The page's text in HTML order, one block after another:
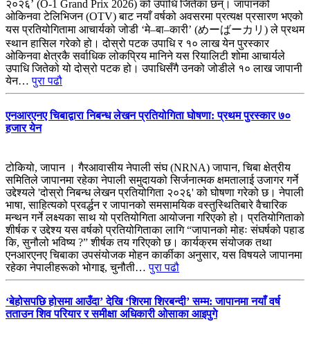
२०२६’ (O-1 Grand Prix 2026) को उपाधि जितेका छन्। जापानको
ओकिनवा टेलिभिजन (OTV) बाट नयाँ वर्षको अवसरमा प्रत्यक्ष प्रसारण भएको
यस प्रतियोगितामा आचार्यको जोडी ‘मे–बा–कारी’ (めーばーカリ) ले प्रथम
स्थान हासिल गरेको हो। दोस्रो पटक उपाधि र १० लाख येन पुरस्कार
ओकिनवा क्षेत्रकै सर्वाधिक लोकप्रिय मानिने यस रियालिटी शोमा आचार्यले
उपाधि जितेको यो दोस्रो पटक हो। उपाधिसँगै उनको जोडीले १० लाख जापानी
येन…पुरा पढौ
एनआरएनए चिबाद्वारा निबन्ध लेखन प्रतियोगिता घोषणा: प्रथम पुरस्कार ७०
हजार येन
टोकियो, जापान । गैरआवासीय नेपाली संघ (NRNA) जापान, चिबा क्षेत्रीय
समितिले जापानमा रहेका नेपाली समुदायको सिर्जनात्मक क्षमतालाई उजागर गर्ने
उद्देश्यले 'दोस्रो निबन्ध लेखन प्रतियोगिता २०२६' को घोषणा गरेको छ। नेपाली
भाषा, साहित्यको प्रवर्द्धन र जापानको समसामयिक वस्तुस्थितिबारे वैचारिक
मन्थन गर्ने लक्ष्यका साथ यो प्रतियोगिता आयोजना गरिएको हो। प्रतियोगिताको
शीर्षक र उद्देश्य यस वर्षको प्रतियोगिताका लागि “जापानको मोहः संघर्षको पहाड
कि, सुनौलो भविष्य ?” शीर्षक तय गरिएको छ। कार्यक्रम संयोजक तथा
एनआरएनए चिबाका उपसंयोजक मोहन कार्कीका अनुसार, यस विषयले जापानमा
रहेका नेपालीहरूको भोगाइ, चुनौती…पुरा पढौ
‘बेहोसपछि होसमा आउँदा’ देखि ‘शिरमा शिरबन्दी’ सम्म: जापानमा नयाँ वर्ष
तताउन शिव परियार र समीक्षा अधिकारी ओसाका आइपुगे